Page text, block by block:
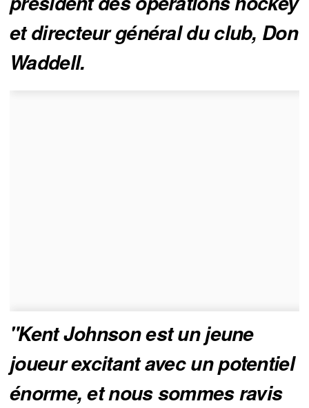
et directeur général du club, Don
Waddell.
"Kent Johnson est un jeune
joueur excitant avec un potentiel
énorme, et nous sommes ravis